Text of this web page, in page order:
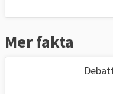
Mer fakta